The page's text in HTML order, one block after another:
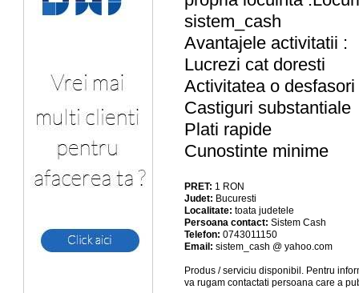
sistem_cash
Avantajele activitatii :
Lucrezi cat doresti
Activitatea o
Castiguri substantiale
Plati rapide
Cunostinte minime
PRET: 1 RON
Judet: Bucuresti
Localitate: toata judetele
Persoana contact: Sistem Cash
Telefon: 0743011150
Email: sistem_cash @ yahoo.com
Produs / serviciu disponibil . Pentru
va rugam contactati persoana care a